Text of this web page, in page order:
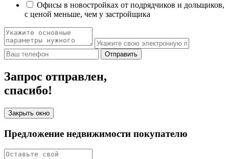
Офисы в новостройках от подрядчиков и дольщиков,
с ценой меньше, чем у застройщика
Отправить
Запрос отправлен,
спасибо!
Закрыть окно
Предложение недвижимости покупателю